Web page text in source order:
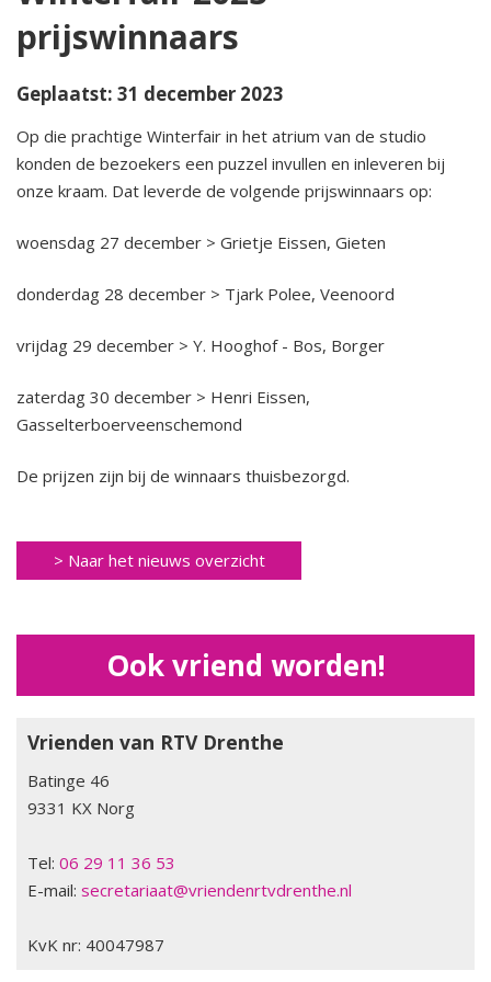
prijswinnaars
Geplaatst: 31 december 2023
Op die prachtige Winterfair in het atrium van de studio
konden de bezoekers een puzzel invullen en inleveren bij
onze kraam. Dat leverde de volgende prijswinnaars op:
woensdag 27 december > Grietje Eissen, Gieten
donderdag 28 december > Tjark Polee, Veenoord
vrijdag 29 december > Y. Hooghof - Bos, Borger
zaterdag 30 december > Henri Eissen,
Gasselterboerveenschemond
De prijzen zijn bij de winnaars thuisbezorgd.
> Naar het nieuws overzicht
Ook vriend worden!
Vrienden van RTV Drenthe
Batinge 46
9331 KX Norg
Tel: 06 29 11 36 53
E-mail: secretariaat@vriendenrtvdrenthe.nl
KvK nr: 40047987
2024 Winterfair 27, 28, 29 december
2024 Vriendenmiddag 16 november
2024 Op Tjak 1 oktober
2023 Winterfair 30 december
2023 Op tjak door Drenthe 2 oktober
2023 Vriendenfietsdag 9 september
2023 Algemene Ledenvergadering deel 2
2023 Algemene Ledenvergadering deel 1
2023 Te gast in Hemmeltied 1 april
2023 Jubileumjaar, 1988 - 2023